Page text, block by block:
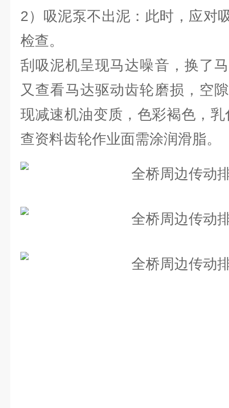
2）吸泥泵不出泥：此时，应对
检查。
刮吸泥机呈现马达噪音，换了
又查看马达驱动齿轮磨损，空
现减速机油变质，色彩褐色，
查资料齿轮作业面需涂润滑脂。